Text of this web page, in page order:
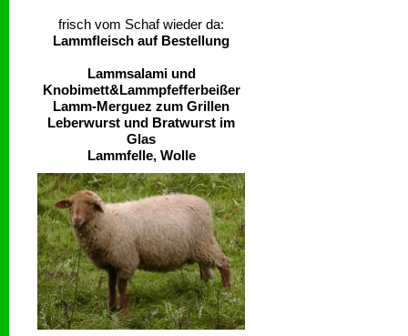
frisch vom Schaf wieder da:
Lammfleisch auf Bestellung
Lammsalami und
Knobimett&Lammpfefferbeißer
Lamm-Merguez zum Grillen
Leberwurst und Bratwurst im
Glas
Lammfelle, Wolle